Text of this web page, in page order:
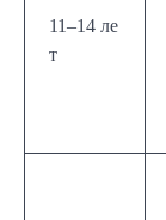
11–14 ле
т